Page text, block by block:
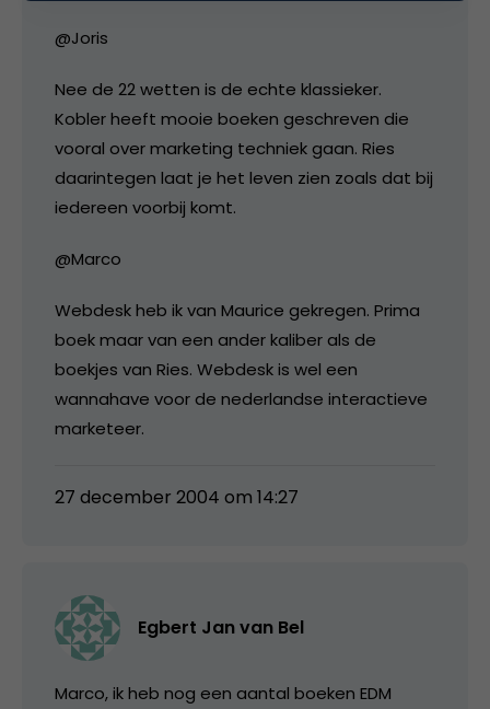
@Joris
Nee de 22 wetten is de echte klassieker.
Kobler heeft mooie boeken geschreven die
vooral over marketing techniek gaan. Ries
daarintegen laat je het leven zien zoals dat bij
iedereen voorbij komt.
@Marco
Webdesk heb ik van Maurice gekregen. Prima
boek maar van een ander kaliber als de
boekjes van Ries. Webdesk is wel een
wannahave voor de nederlandse interactieve
marketeer.
27 december 2004 om 14:27
Egbert Jan van Bel
Marco, ik heb nog een aantal boeken EDM